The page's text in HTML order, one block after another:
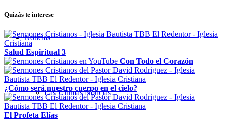
Noticias
Las Últimas Noticias
Quizás te interese
Salud Espiritual 3
Con Todo el Corazón
¿Cómo será nuestro cuerpo en el cielo?
El Profeta Elías